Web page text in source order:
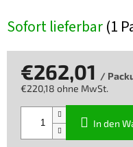
Sofort lieferbar(1
€262,01 /
€220,18 ohne MwSt.
In den